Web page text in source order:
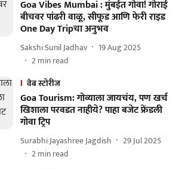
Goa Vibes Mumbai : मुंबईत गोवा! गोराई
बीचवर पांढरी वाळू, सीफूड आणि फेरी राइड
One Day Tripचा अनुभव
Sakshi Sunil Jadhav
19 Aug 2025
2min read
वेब स्टोरीज
Goa Tourism: गोव्याला जायचंय, पण खर्च
खिशाला परवडत नाहीये? पाहा बजेट फ्रेंडली
गोवा ट्रिप
Surabhi Jayashree Jagdish
29 Jul 2025
2min read